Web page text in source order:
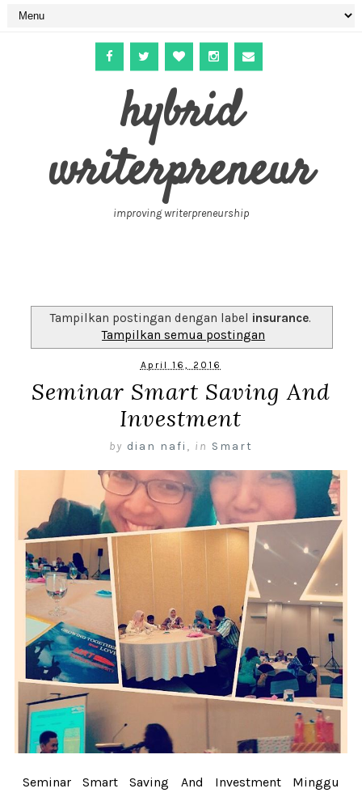
hybrid
writerpreneur
improving writerpreneurship
Tampilkan postingan dengan label insurance.
Tampilkan semua postingan
April 16, 2016
Seminar Smart Saving And
Investment
by dian nafi , in Smart
Seminar Smart Saving And Investment Minggu